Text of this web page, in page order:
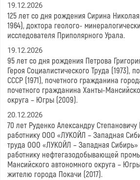
19.12.2026
125 лет со дня рождения Сирина
1964), доктора геолого-
исследователя Приполярного Урала.
19.12.2026
95 лет со дня рождения Петрова
Героя Социалистического Труда (1973),
СССР (1971), почетного гражданина
почетного гражданина Ханты-
округа – Югры (2009).
20.12.2026
70 лет Руденко Александру
работнику ООО «ЛУКОЙЛ – Западная
труда ООО «ЛУКОЙЛ – Западная Сибирь»
работнику нефтегазодобывающей
Мансийского автономного округа –
жителю города Покачи (2017).